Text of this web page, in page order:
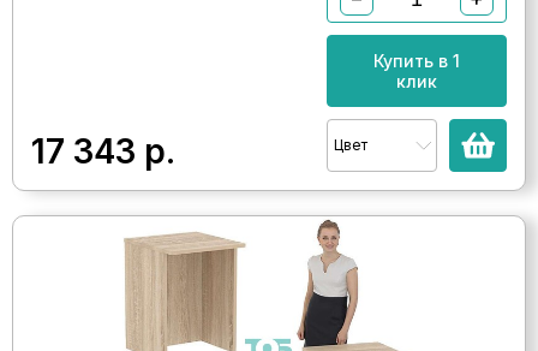
17 343 р.
Купить в 1
клик
Цвет